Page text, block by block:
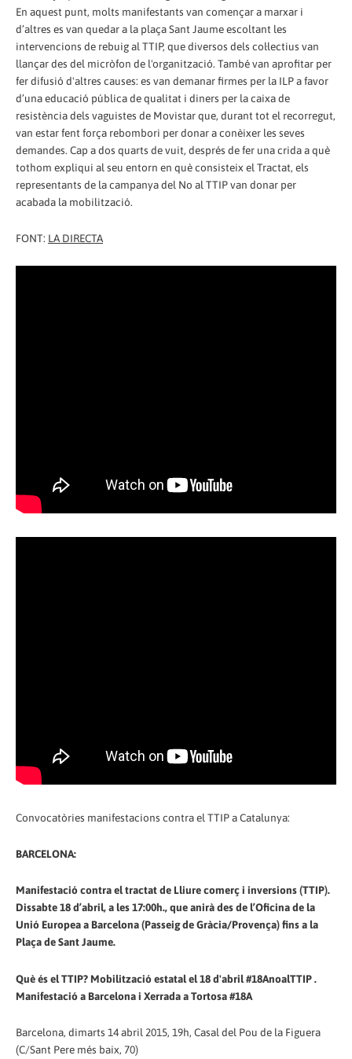
En aquest punt, molts manifestants van començar a marxar i
d’altres es van quedar a la plaça Sant Jaume escoltant les
intervencions de rebuig al TTIP, que diversos dels col·lectius van
llançar des del micròfon de l'organització. També van aprofitar per
fer difusió d'altres causes: es van demanar firmes per la ILP a favor
d’una educació pública de qualitat i diners per la caixa de
resistència dels vaguistes de Movistar que, durant tot el recorregut,
van estar fent força rebombori per donar a conèixer les seves
demandes. Cap a dos quarts de vuit, després de fer una crida a què
tothom expliqui al seu entorn en què consisteix el Tractat, els
representants de la campanya del No al TTIP van donar per
acabada la mobilització.
FONT: LA DIRECTA
Convocatòries manifestacions contra el TTIP a Catalunya:
BARCELONA:
Manifestació contra el tractat de Lliure comerç i inversions (TTIP).
Dissabte 18 d’abril, a les 17:00h., que anirà des de l’Oficina de la
Unió Europea a Barcelona (Passeig de Gràcia/Provença) fins a la
Plaça de Sant Jaume.
Què és el TTIP? Mobilització estatal el 18 d'abril #18AnoalTTIP .
Manifestació a Barcelona i Xerrada a Tortosa #18A
Barcelona, dimarts 14 abril 2015, 19h, Casal del Pou de la Figuera
(C/Sant Pere més baix, 70)